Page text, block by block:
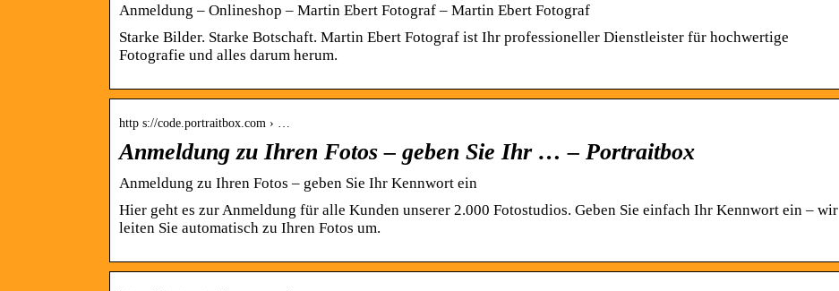
Anmeldung – Onlineshop – Martin Ebert Fotograf – Martin Ebert Fotograf
Starke Bilder. Starke Botschaft. Martin Ebert Fotograf ist Ihr professioneller Dienstleister für hochwertige
Fotografie und alles darum herum.
http s://code.portraitbox.com › …
Anmeldung zu Ihren Fotos – geben Sie Ihr … – Portraitbox
Anmeldung zu Ihren Fotos – geben Sie Ihr Kennwort ein
Hier geht es zur Anmeldung für alle Kunden unserer 2.000 Fotostudios. Geben Sie einfach Ihr Kennwort ein – wir
leiten Sie automatisch zu Ihren Fotos um.